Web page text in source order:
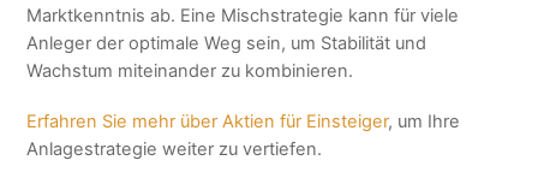
Marktkenntnis ab. Eine Mischstrategie kann für viele
Anleger der optimale Weg sein, um Stabilität und
Wachstum miteinander zu kombinieren.
Erfahren Sie mehr über Aktien für Einsteiger, um Ihre
Anlagestrategie weiter zu vertiefen.